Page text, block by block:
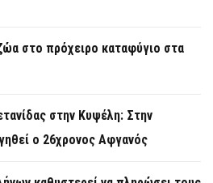
στο πρόχειρο καταφύγιο στα
στην Κυψέλη: Στην
ο 26χρονος Αφγανός